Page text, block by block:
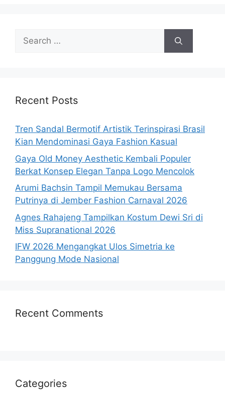
Search
for:
Recent Posts
Tren Sandal Bermotif Artistik Terinspirasi Brasil
Kian Mendominasi Gaya Fashion Kasual
Gaya Old Money Aesthetic Kembali Populer
Berkat Konsep Elegan Tanpa Logo Mencolok
Arumi Bachsin Tampil Memukau Bersama
Putrinya di Jember Fashion Carnaval 2026
Agnes Rahajeng Tampilkan Kostum Dewi Sri di
Miss Supranational 2026
IFW 2026 Mengangkat Ulos Simetria ke
Panggung Mode Nasional
Recent Comments
Categories